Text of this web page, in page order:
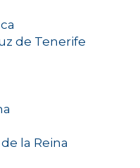
de Tenerife
la Reina